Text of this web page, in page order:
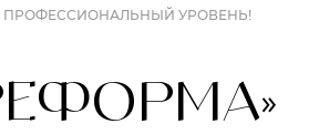
УРОВЕНЬ!